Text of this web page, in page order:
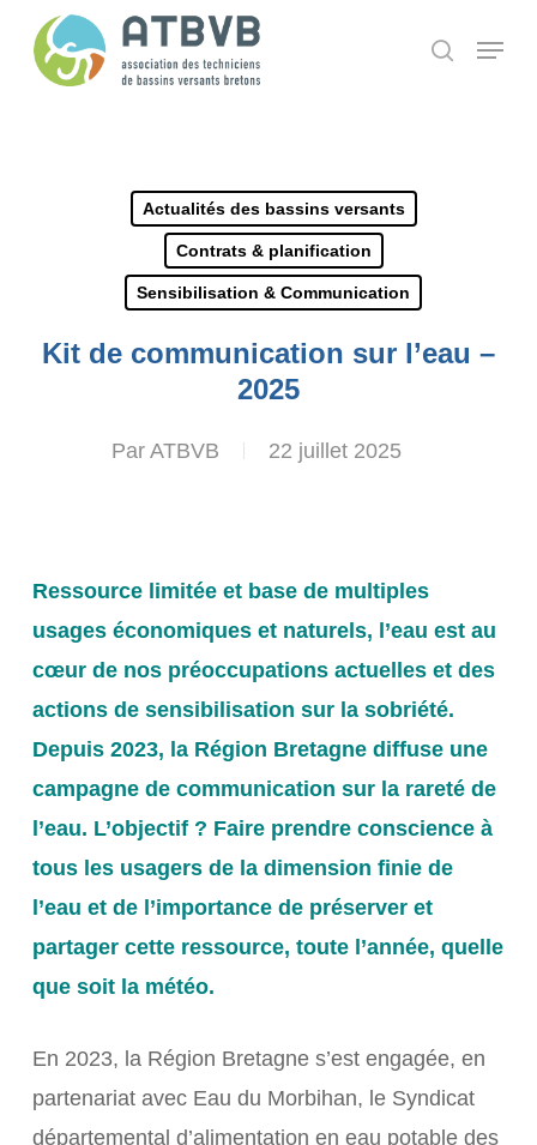
search
Menu
Actualités des bassins versants
Contrats & planification
Sensibilisation & Communication
Kit de communication sur l’eau –
2025
Par ATBVB 22 juillet 2025
Ressource limitée et base de multiples
usages économiques et naturels, l’eau est au
cœur de nos préoccupations actuelles et des
actions de sensibilisation sur la sobriété.
Depuis 2023, la Région Bretagne diffuse une
campagne de communication sur la rareté de
l’eau. L’objectif ? Faire prendre conscience à
tous les usagers de la dimension finie de
l’eau et de l’importance de préserver et
partager cette ressource, toute l’année, quelle
que soit la météo.
En 2023, la Région Bretagne s’est engagée, en
partenariat avec Eau du Morbihan, le Syndicat
départemental d’alimentation en eau potable des
Panneau de gestion des cookies